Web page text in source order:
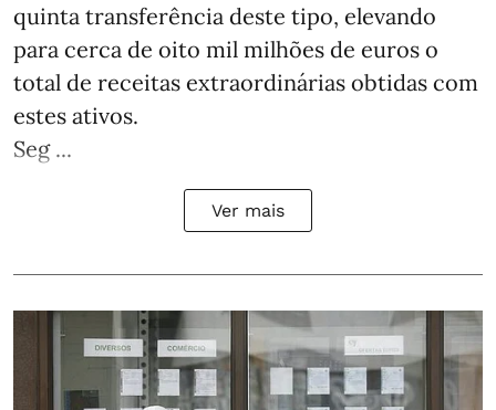
quinta transferência deste tipo, elevando
para cerca de oito mil milhões de euros o
total de receitas extraordinárias obtidas com
estes ativos.
Seg ...
Ver mais